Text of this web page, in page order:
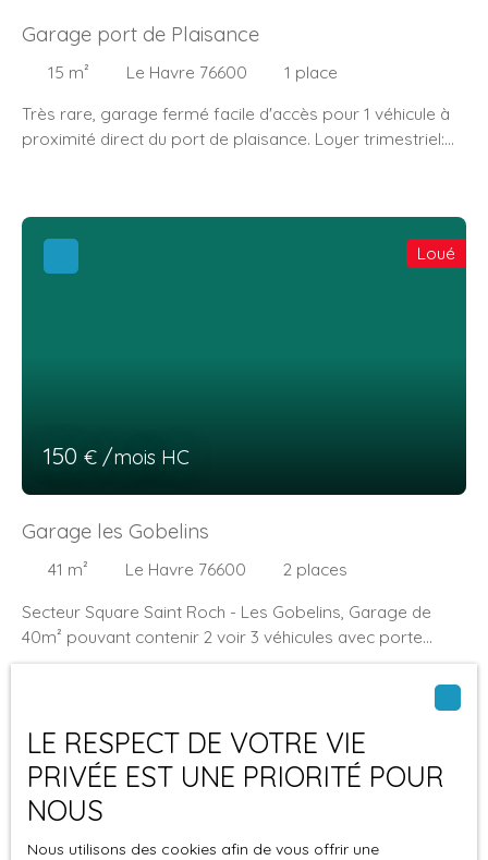
Garage port de Plaisance
15 m² Le Havre 76600 1 place
Très rare, garage fermé facile d'accès pour 1 véhicule à
proximité direct du port de plaisance. Loyer trimestriel:
150 € /mois HC
Loué
Garage les Gobelins
41 m² Le Havre 76600 2 places
Secteur Square Saint Roch - Les Gobelins, Garage de
40m² pouvant contenir 2 voir 3 véhicules avec porte
électrique, et raccordement électrique au sein même du
LE RESPECT DE VOTRE VIE
PRIVÉE EST UNE PRIORITÉ POUR
NOUS
Nous utilisons des cookies afin de vous offrir une